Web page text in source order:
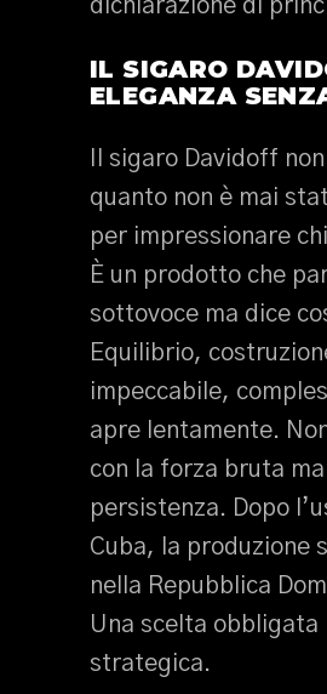
dichiarazione di
IL SIGARO
ELEGANZA
Il sigaro Davidoff
quanto non è mai
per impressionare
È un prodotto che
sottovoce ma dice
Equilibrio,
impeccabile,
apre lentamente.
con la forza bruta ma
persistenza. Dopo
Cuba, la produzione
nella Repubblica
Una scelta obbligata
strategica.